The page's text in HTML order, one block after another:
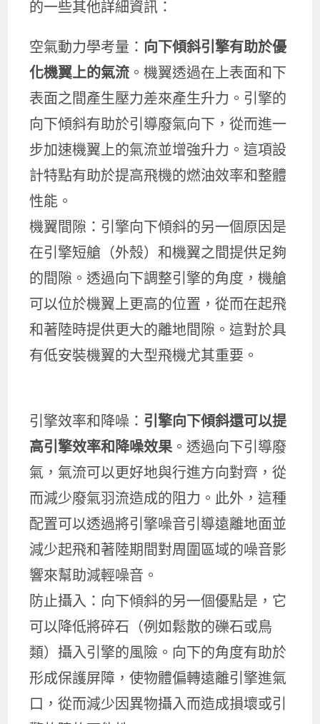
的一些其他詳細資訊：
空氣動力學考量： 向下傾斜引擎有助於優
化機翼上的氣流 。機翼透過在上表面和下
表面之間產生壓力差來產生升力。引擎的
向下傾斜有助於引導廢氣向下，從而進一
步加速機翼上的氣流並增強升力。這項設
計特點有助於提高飛機的燃油效率和整體
性能。
機翼間隙：引擎向下傾斜的另一個原因是
在引擎短艙（外殼）和機翼之間提供足夠
的間隙。透過向下調整引擎的角度，機艙
可以位於機翼上更高的位置，從而在起飛
和著陸時提供更大的離地間隙。這對於具
有低安裝機翼的大型飛機尤其重要。
引擎效率和降噪： 引擎向下傾斜還可以提
高引擎效率和降噪效果 。透過向下引導廢
氣，氣流可以更好地與行進方向對齊，從
而減少廢氣羽流造成的阻力。此外，這種
配置可以透過將引擎噪音引導遠離地面並
減少起飛和著陸期間對周圍區域的噪音影
響來幫助減輕噪音。
防止攝入：向下傾斜的另一個優點是，它
可以降低將碎石（例如鬆散的礫石或鳥
類）攝入引擎的風險。向下的角度有助於
形成保護屏障，使物體偏轉遠離引擎進氣
口，從而減少因異物攝入而造成損壞或引